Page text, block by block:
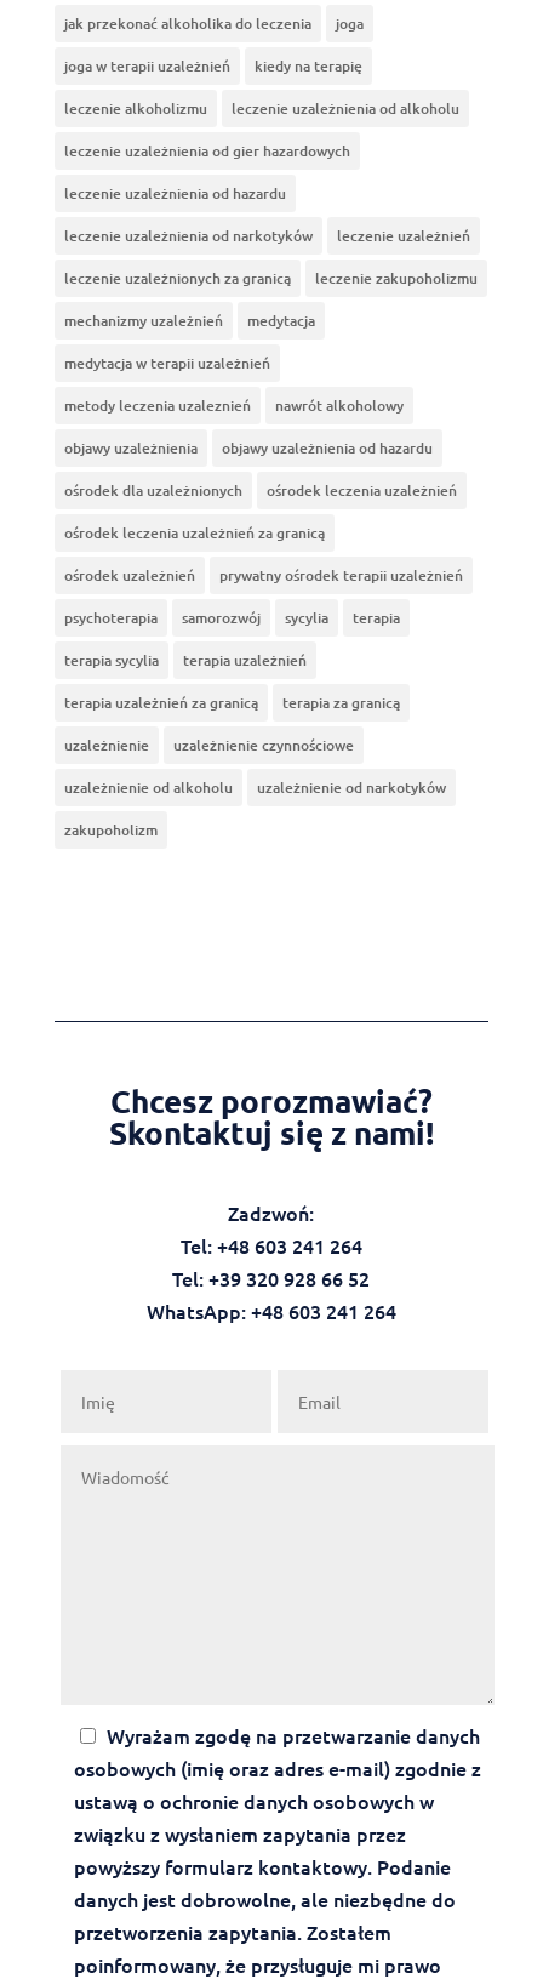
jak przekonać alkoholika do leczenia joga
joga w terapii uzależnień kiedy na terapię
leczenie alkoholizmu leczenie uzależnienia od alkoholu
leczenie uzależnienia od gier hazardowych
leczenie uzależnienia od hazardu
leczenie uzależnienia od narkotyków leczenie uzależnień
leczenie uzależnionych za granicą leczenie zakupoholizmu
mechanizmy uzależnień medytacja
medytacja w terapii uzależnień
metody leczenia uzaleznień nawrót alkoholowy
objawy uzależnienia objawy uzależnienia od hazardu
ośrodek dla uzależnionych ośrodek leczenia uzależnień
ośrodek leczenia uzależnień za granicą
ośrodek uzależnień prywatny ośrodek terapii uzależnień
psychoterapia samorozwój sycylia terapia
terapia sycylia terapia uzależnień
terapia uzależnień za granicą terapia za granicą
uzależnienie uzależnienie czynnościowe
uzależnienie od alkoholu uzależnienie od narkotyków
zakupoholizm
Chcesz porozmawiać?
Skontaktuj się z nami!
Zadzwoń:
Tel: +48 603 241 264
Tel: +39 320 928 66 52
WhatsApp: +48 603 241 264‬‬
Wyrażam zgodę na przetwarzanie danych
osobowych (imię oraz adres e-mail) zgodnie z
ustawą o ochronie danych osobowych w
związku z wysłaniem zapytania przez
powyższy formularz kontaktowy. Podanie
danych jest dobrowolne, ale niezbędne do
przetworzenia zapytania. Zostałem
poinformowany, że przysługuje mi prawo